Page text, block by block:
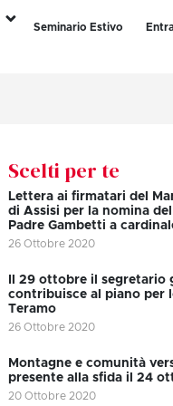
Seminario Estivo
Scelti per te
Lettera ai firmatari del
di Assisi per la nomina
Padre Gambetti a
26 Ottobre 2020
Il 29 ottobre il segretario
contribuisce al piano per
Teramo
26 Ottobre 2020
Montagne e comunità
presente alla sfida il 24
20 Ottobre 2020